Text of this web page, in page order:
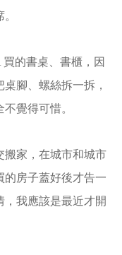
的書桌、書櫃，因
腳、螺絲拆一拆，
覺得可惜。
搬家，在城市和城市
的房子蓋好後才告一
我應該是最近才開